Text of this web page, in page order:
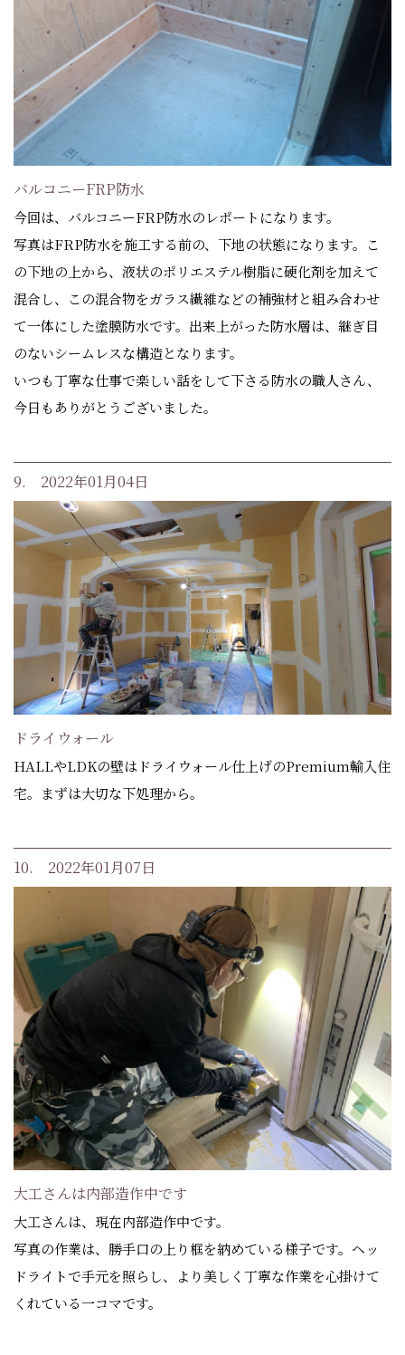
バルコニーFRP防水
今回は、バルコニーFRP防水のレポートになります。
写真はFRP防水を施工する前の、下地の状態になります。こ
の下地の上から、液状のポリエステル樹脂に硬化剤を加えて
混合し、この混合物をガラス繊維などの補強材と組み合わせ
て一体にした塗膜防水です。出来上がった防水層は、継ぎ目
のないシームレスな構造となります。
いつも丁寧な仕事で楽しい話をして下さる防水の職人さん、
今日もありがとうございました。
9. 2022年01月04日
ドライウォール
HALLやLDKの壁はドライウォール仕上げのPremium輸入住
宅。まずは大切な下処理から。
10. 2022年01月07日
大工さんは内部造作中です
大工さんは、現在内部造作中です。
写真の作業は、勝手口の上り框を納めている様子です。ヘッ
ドライトで手元を照らし、より美しく丁寧な作業を心掛けて
くれている一コマです。